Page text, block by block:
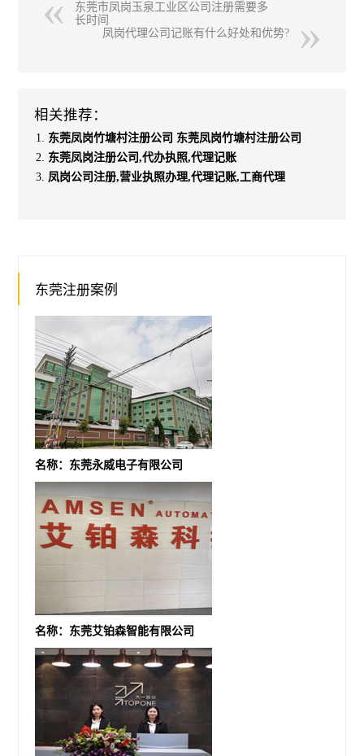
东莞市凤岗玉泉工业区公司注册需要多
长时间
凤岗代理公司记账有什么好处和优势?
相关推荐：
东莞凤岗竹塘村注册公司 东莞凤岗竹塘村注册公司
东莞凤岗注册公司,代办执照,代理记账
凤岗公司注册,营业执照办理,代理记账,工商代理
东莞注册案例
名称：东莞永威电子有限公司
名称：东莞艾铂森智能有限公司